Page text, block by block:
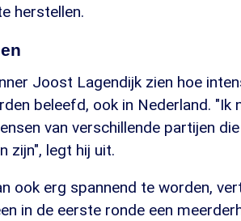
herstellen.
Joost Lagendijk zien hoe
beleefd, ook in Nederland. "Ik
van verschillende partijen
zijn", legt hij uit.
ook erg spannend te worden,
in de eerste ronde een